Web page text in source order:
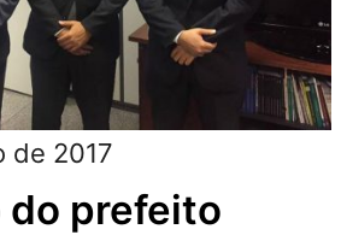
de 2017
do prefeito